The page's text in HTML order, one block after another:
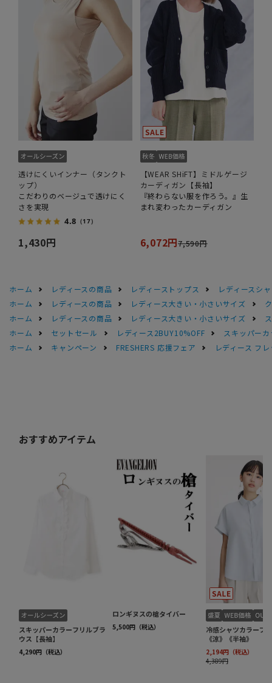
透けにくいインナー（タンクト
ップ）
こだわりのベージュで透けにく
さを実現
4.8 （17）
1,430円
【WEAR SHiFT】ミドルゲージ
カーディガン【長袖】
『終わらない服を作ろう。』生
まれ変わったカーディガン
6,072円7,590円
ホーム レディースの商品 レディーストップス
レディースシ
ホーム
レディースの商品 レディース大きい・小さいサイズ
ホーム
レディースの商品 レディース大きい・小さいサイズ
ホーム
セットセール レディース2BUY10%OFF
スキッパー
ホーム
キャンペーン FRESHERS 応援フェア レディース フ